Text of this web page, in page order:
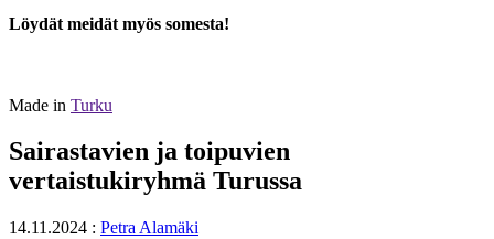
Löydät meidät myös somesta!
Made in Turku
Sairastavien ja toipuvien
vertaistukiryhmä Turussa
14.11.2024 : Petra Alamäki